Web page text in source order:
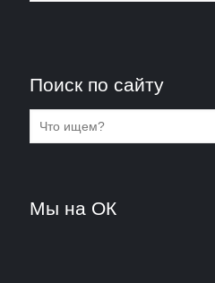
Поиск по сайту
Мы на ОК